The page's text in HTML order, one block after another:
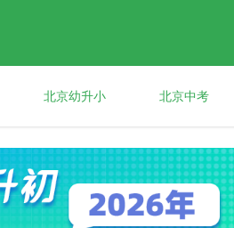
北京幼升小 北京中考